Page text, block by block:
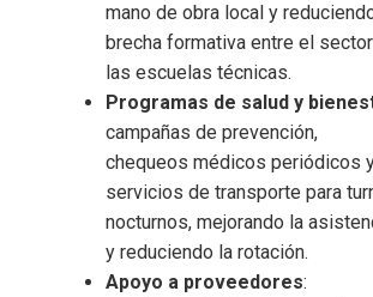
mano de obra local y
brecha formativa entre el
las escuelas técnicas.
Programas de salud y
campañas de prevención,
chequeos médicos periódicos
servicios de transporte para
nocturnos, mejorando la
y reduciendo la rotación.
Apoyo a proveedores: